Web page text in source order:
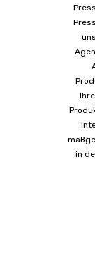
in